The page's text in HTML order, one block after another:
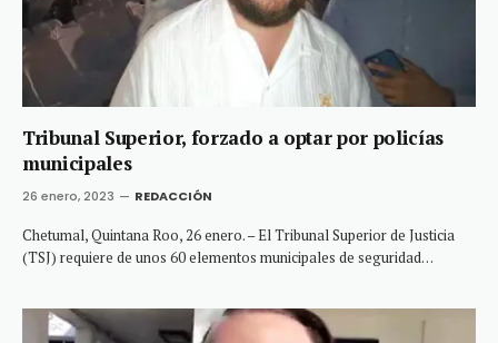
Tribunal Superior, forzado a optar por policías
municipales
26 enero, 2023 REDACCIÓN
Chetumal, Quintana Roo, 26 enero. – El Tribunal Superior de Justicia
(TSJ) requiere de unos 60 elementos municipales de seguridad…